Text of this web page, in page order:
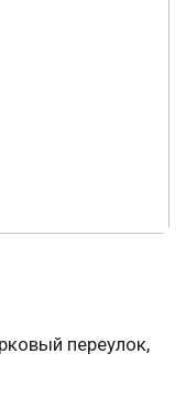
переулок,